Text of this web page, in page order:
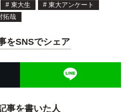
# 東大生 # 東大アンケート
拓哉
をSNSでシェア
事を書いた人